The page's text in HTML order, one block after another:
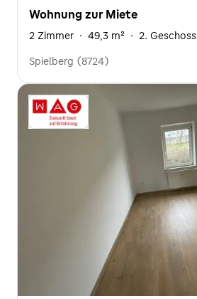
Wohnung zur Miete
2 Zimmer · 49,3 m² · 2. Geschoss
Spielberg (8724)